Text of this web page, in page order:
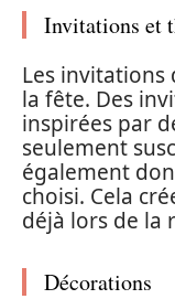
Invitations et
Les invitations
la fête. Des
inspirées par
seulement
également
choisi. Cela
déjà lors de la
Décorations